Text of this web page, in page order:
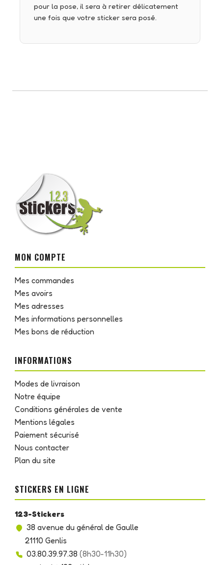
pour la pose, il sera à retirer délicatement
une fois que votre sticker sera posé.
MON COMPTE
Mes commandes
Mes avoirs
Mes adresses
Mes informations personnelles
Mes bons de réduction
INFORMATIONS
Modes de livraison
Notre équipe
Conditions générales de vente
Mentions légales
Paiement sécurisé
Nous contacter
Plan du site
STICKERS EN LIGNE
123-Stickers
38 avenue du général de Gaulle
21110 Genlis
03.80.39.97.38 (8h30-11h30)